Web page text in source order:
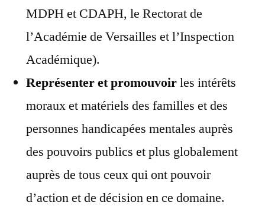
MDPH et CDAPH, le Rectorat de
l’Académie de Versailles et l’Inspection
Académique).
Représenter et promouvoirles intérêts
moraux et matériels des familles et des
personnes handicapées mentales auprès
des pouvoirs publics et plus globalement
auprès de tous ceux qui ont pouvoir
d’action et de décision en ce domaine.